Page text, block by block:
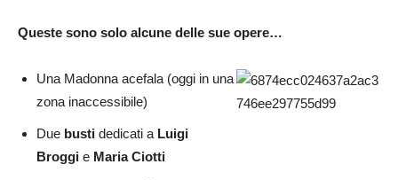
Queste sono solo alcune delle sue opere…
Una Madonna acefala (oggi in una
zona inaccessibile)
Due busti dedicati a Luigi
Broggi e Maria Ciotti